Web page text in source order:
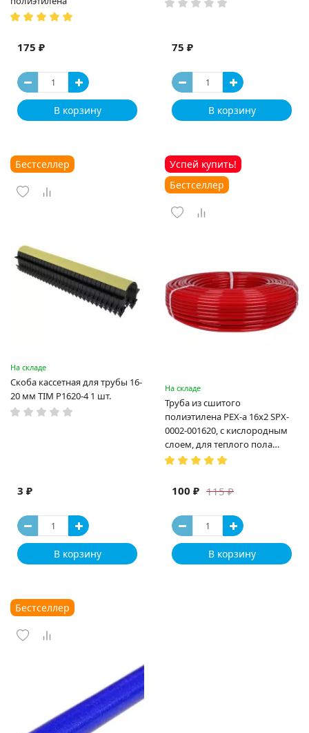
175 ₽
В корзину
75 ₽
В корзину
Бестселлер
На складе
Скоба кассетная для трубы 16-
20 мм TIM P1620-4 1 шт.
3 ₽
В корзину
Успей купить!
Бестселлер
На складе
Труба из сшитого
полиэтилена PEX-a 16х2 SPX-
0002-001620, с кислородным
слоем, для теплого пола
(Испания)
115 ₽
100 ₽
В корзину
Бестселлер